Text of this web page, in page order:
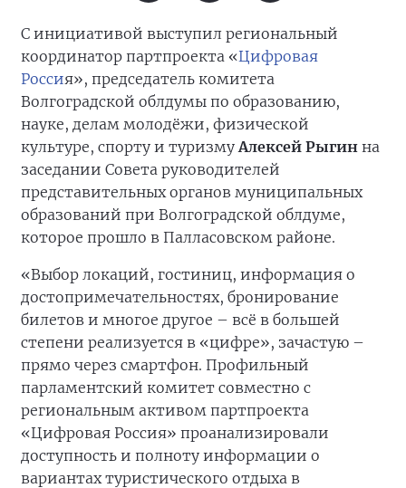
С инициативой выступил региональный
координатор партпроекта «Цифровая
Россия», председатель комитета
Волгоградской облдумы по образованию,
науке, делам молодёжи, физической
культуре, спорту и туризмуАлексей Рыгин на
заседании Совета руководителей
представительных органов муниципальных
образований при Волгоградской облдуме,
которое прошло в Палласовском районе.
«Выбор локаций, гостиниц, информация о
достопримечательностях, бронирование
билетов и многое другое – всё в большей
степени реализуется в «цифре», зачастую –
прямо через смартфон. Профильный
парламентский комитет совместно с
региональным активом партпроекта
«Цифровая Россия» проанализировали
доступность и полноту информации о
вариантах туристического отдыха в